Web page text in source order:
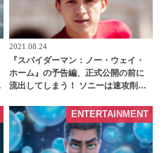
2021.08.24
『スパイダーマン：ノー・ウェイ・
ホーム』の予告編、正式公開の前に
流出してしまう！ ソニーは速攻削除
ワイアとアンドリュー・ガーフィー
ルドの話題でもちきり［動画あり］ |
tvgroove
ENTERTAINMENT